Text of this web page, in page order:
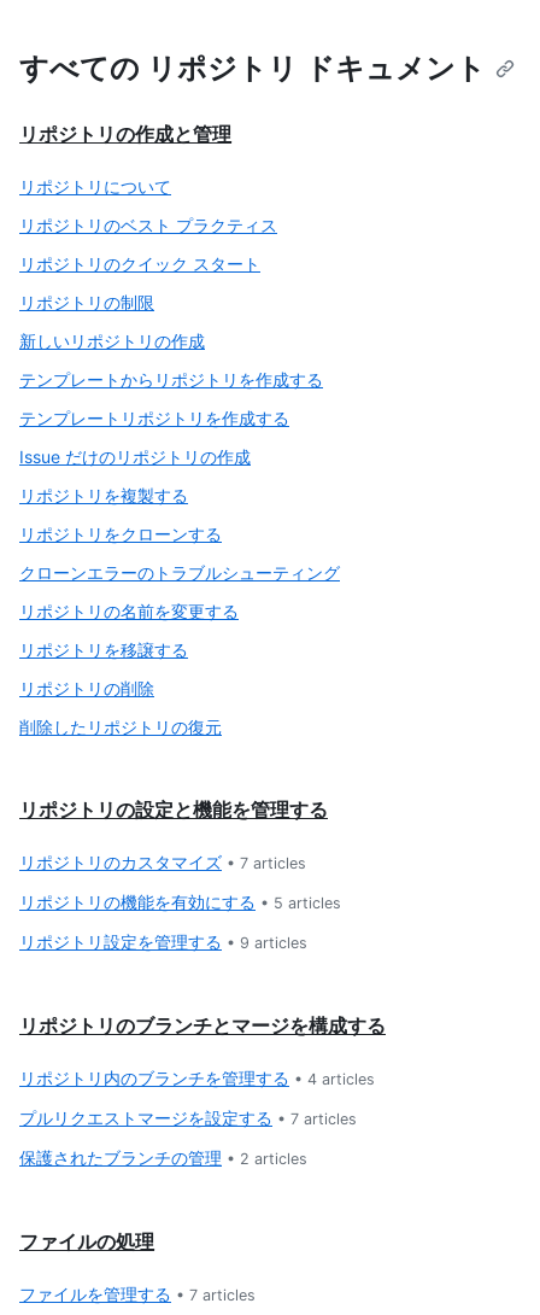
すべての リポジトリ ドキュメント
リポジトリの作成と管理
リポジトリについて
リポジトリのベスト プラクティス
リポジトリのクイック スタート
リポジトリの制限
新しいリポジトリの作成
テンプレートからリポジトリを作成する
テンプレートリポジトリを作成する
Issue だけのリポジトリの作成
リポジトリを複製する
リポジトリをクローンする
クローンエラーのトラブルシューティング
リポジトリの名前を変更する
リポジトリを移譲する
リポジトリの削除
削除したリポジトリの復元
リポジトリの設定と機能を管理する
リポジトリのカスタマイズ • 7 articles
リポジトリの機能を有効にする • 5 articles
リポジトリ設定を管理する • 9 articles
リポジトリのブランチとマージを構成する
リポジトリ内のブランチを管理する • 4 articles
プルリクエストマージを設定する • 7 articles
保護されたブランチの管理 • 2 articles
ファイルの処理
ファイルを管理する • 7 articles